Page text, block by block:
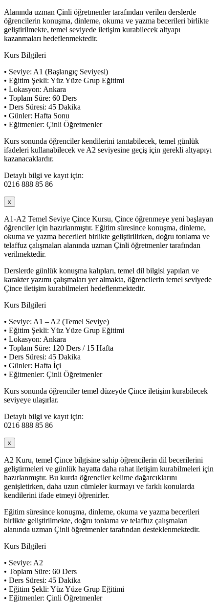
Alanında uzman Çinli öğretmenler tarafından verilen derslerde
öğrencilerin konuşma, dinleme, okuma ve yazma becerileri birlikte
geliştirilmekte, temel seviyede iletişim kurabilecek altyapı
kazanmaları hedeflenmektedir.
Kurs Bilgileri
• Seviye: A1 (Başlangıç Seviyesi)
• Eğitim Şekli: Yüz Yüze Grup Eğitimi
• Lokasyon: Ankara
• Toplam Süre: 60 Ders
• Ders Süresi: 45 Dakika
• Günler: Hafta Sonu
• Eğitmenler: Çinli Öğretmenler
Kurs sonunda öğrenciler kendilerini tanıtabilecek, temel günlük
ifadeleri kullanabilecek ve A2 seviyesine geçiş için gerekli altyapıyı
kazanacaklardır.
Detaylı bilgi ve kayıt için:
0216 888 85 86
x
A1-A2 Temel Seviye Çince Kursu, Çince öğrenmeye yeni başlayan
öğrenciler için hazırlanmıştır. Eğitim süresince konuşma, dinleme,
okuma ve yazma becerileri birlikte geliştirilirken, doğru tonlama ve
telaffuz çalışmaları alanında uzman Çinli öğretmenler tarafından
verilmektedir.
Derslerde günlük konuşma kalıpları, temel dil bilgisi yapıları ve
karakter yazımı çalışmaları yer almakta, öğrencilerin temel seviyede
Çince iletişim kurabilmeleri hedeflenmektedir.
Kurs Bilgileri
• Seviye: A1 – A2 (Temel Seviye)
• Eğitim Şekli: Yüz Yüze Grup Eğitimi
• Lokasyon: Ankara
• Toplam Süre: 120 Ders / 15 Hafta
• Ders Süresi: 45 Dakika
• Günler: Hafta İçi
• Eğitmenler: Çinli Öğretmenler
Kurs sonunda öğrenciler temel düzeyde Çince iletişim kurabilecek
seviyeye ulaşırlar.
Detaylı bilgi ve kayıt için:
0216 888 85 86
x
A2 Kuru, temel Çince bilgisine sahip öğrencilerin dil becerilerini
geliştirmeleri ve günlük hayatta daha rahat iletişim kurabilmeleri için
hazırlanmıştır. Bu kurda öğrenciler kelime dağarcıklarını
genişletirken, daha uzun cümleler kurmayı ve farklı konularda
kendilerini ifade etmeyi öğrenirler.
Eğitim süresince konuşma, dinleme, okuma ve yazma becerileri
birlikte geliştirilmekte, doğru tonlama ve telaffuz çalışmaları
alanında uzman Çinli öğretmenler tarafından desteklenmektedir.
Kurs Bilgileri
• Seviye: A2
• Toplam Süre: 60 Ders
• Ders Süresi: 45 Dakika
• Eğitim Şekli: Yüz Yüze Grup Eğitimi
• Eğitmenler: Çinli Öğretmenler